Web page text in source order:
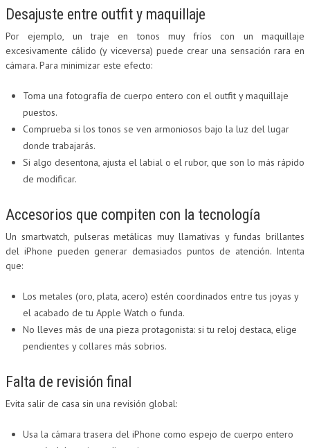
Desajuste entre outfit y maquillaje
Por ejemplo, un traje en tonos muy fríos con un maquillaje
excesivamente cálido (y viceversa) puede crear una sensación rara en
cámara. Para minimizar este efecto:
Toma una fotografía de cuerpo entero con el outfit y maquillaje
puestos.
Comprueba si los tonos se ven armoniosos bajo la luz del lugar
donde trabajarás.
Si algo desentona, ajusta el labial o el rubor, que son lo más rápido
de modificar.
Accesorios que compiten con la tecnología
Un smartwatch, pulseras metálicas muy llamativas y fundas brillantes
del iPhone pueden generar demasiados puntos de atención. Intenta
que:
Los metales (oro, plata, acero) estén coordinados entre tus joyas y
el acabado de tu Apple Watch o funda.
No lleves más de una pieza protagonista: si tu reloj destaca, elige
pendientes y collares más sobrios.
Falta de revisión final
Evita salir de casa sin una revisión global:
Usa la cámara trasera del iPhone como espejo de cuerpo entero